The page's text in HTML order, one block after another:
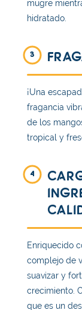
mugre
hidratado.
3
¡Una
fragancia
de los
tropical y
4
Enriquecido
complejo de
suavizar y
crecimiento.
que es un